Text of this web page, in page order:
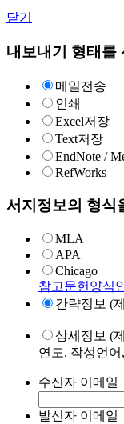
닫기
내보내기 형태를
메일전송
인쇄
Excel저장
Text저장
EndNote /
RefWorks
서지정보의 형식
MLA
APA
Chicago
참고문헌양식
간략정보 (
상세정보 (
연도, 작성언
수신자 이메일
발신자 이메일